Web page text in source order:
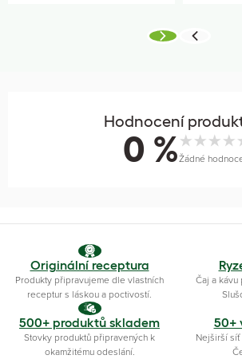
Hodnocení
0 %Žádné
Originální receptura
Produkty připravujeme dle vlastních
receptur s láskou a poctivostí.
Čaj a
500+ produktů skladem
Stovky produktů připravených k
okamžitému odeslání.
50+
Nejširší